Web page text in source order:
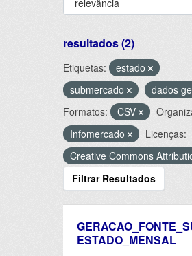
resultados (2)
Etiquetas:
estado
submercado
dados
Formatos:
CSV
Infomercado
Licenças:
Creative Commons
Filtrar Resultados
ESTADO_MENSAL